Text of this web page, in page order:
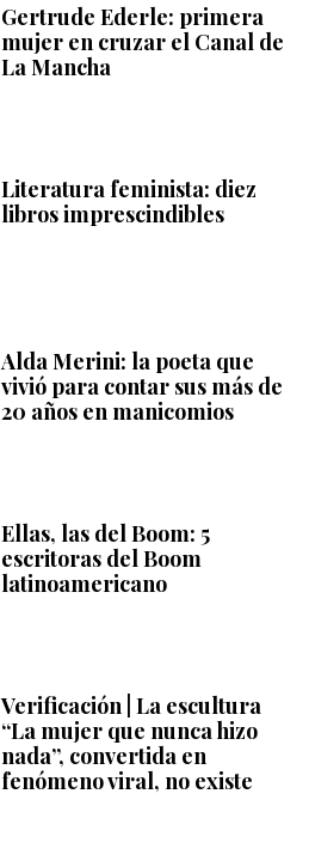
Gertrude Ederle: primera
mujer en cruzar el Canal de
La Mancha
Literatura feminista: diez
libros imprescindibles
Alda Merini: la poeta que
vivió para contar sus más de
20 años en manicomios
Ellas, las del Boom: 5
escritoras del Boom
latinoamericano
Verificación | La escultura
“La mujer que nunca hizo
nada”, convertida en
fenómeno viral, no existe